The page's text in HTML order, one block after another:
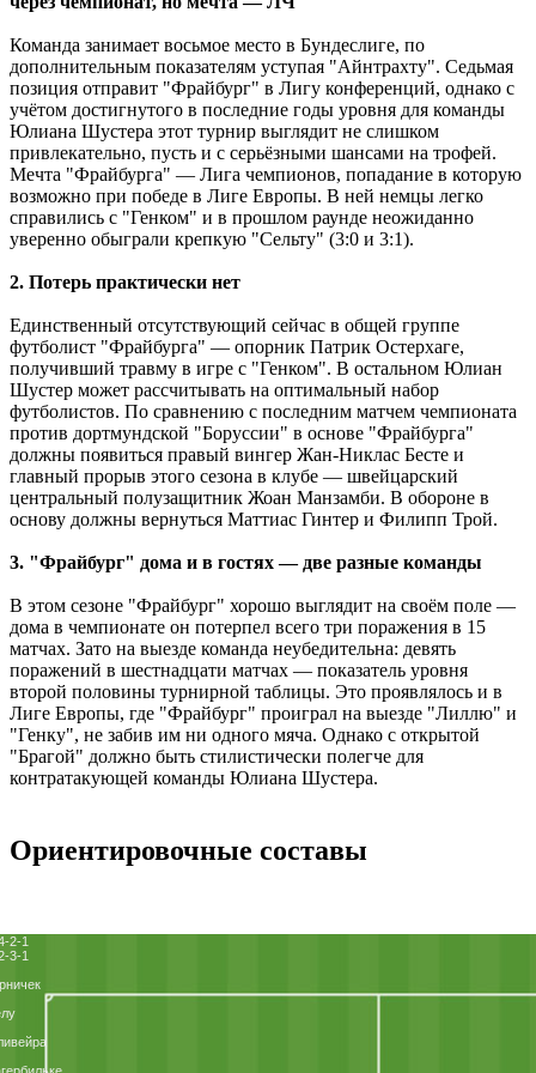
Команда занимает восьмое место в Бундеслиге, по
дополнительным показателям уступая "Айнтрахту". Седьмая
позиция отправит "Фрайбург" в Лигу конференций, однако с
учётом достигнутого в последние годы уровня для команды
Юлиана Шустера этот турнир выглядит не слишком
привлекательно, пусть и с серьёзными шансами на трофей.
Мечта "Фрайбурга" ― Лига чемпионов, попадание в которую
возможно при победе в Лиге Европы. В ней немцы легко
справились с "Генком" и в прошлом раунде неожиданно
уверенно обыграли крепкую "Сельту" (3:0 и 3:1).
2. Потерь практически нет
Единственный отсутствующий сейчас в общей группе
футболист "Фрайбурга" ― опорник Патрик Остерхаге,
получивший травму в игре с "Генком". В остальном Юлиан
Шустер может рассчитывать на оптимальный набор
футболистов. По сравнению с последним матчем чемпионата
против дортмундской "Боруссии" в основе "Фрайбурга"
должны появиться правый вингер Жан-Никлас Бесте и
главный прорыв этого сезона в клубе ― швейцарский
центральный полузащитник Жоан Манзамби. В обороне в
основу должны вернуться Маттиас Гинтер и Филипп Трой.
3. "Фрайбург" дома и в гостях ― две разные команды
В этом сезоне "Фрайбург" хорошо выглядит на своём поле ―
дома в чемпионате он потерпел всего три поражения в 15
матчах. Зато на выезде команда неубедительна: девять
поражений в шестнадцати матчах ― показатель уровня
второй половины турнирной таблицы. Это проявлялось и в
Лиге Европы, где "Фрайбург" проиграл на выезде "Лиллю" и
"Генку", не забив им ни одного мяча. Однако с открытой
"Брагой" должно быть стилистически полегче для
контратакующей команды Юлиана Шустера.
Ориентировочные составы
2-1
3-1